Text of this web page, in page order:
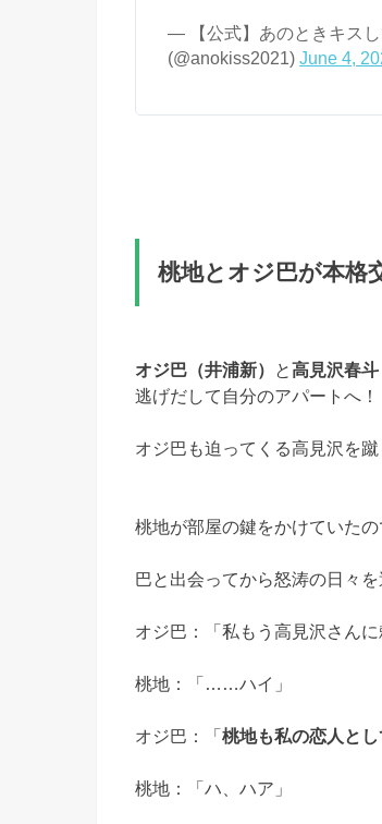
— 【公式】あのときキスし
(@anokiss2021)June 4,
桃地とオジ巴が本格
オジ巴（井浦新） と高見沢春斗
逃げだして自分のアパートへ！
オジ巴も迫ってくる高見沢を
桃地が部屋の鍵をかけていた
巴と出会ってから怒涛の日々
オジ巴：「私もう高見沢さんに
桃地：「……ハイ」
オジ巴：「桃地も私の恋人と
桃地：「ハ、ハア」